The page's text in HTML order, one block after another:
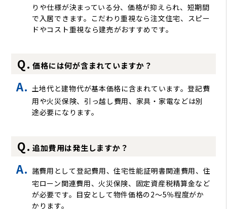
りや仕様が決まっている分、価格が抑えられ、短期間
で入居できます。こだわり重視なら注文住宅、スピー
ドやコスト重視なら建売がおすすめです。
価格には何が含まれていますか？
土地代と建物代が基本価格に含まれています。登記費
用や火災保険、引っ越し費用、家具・家電などは別
途必要になります。
追加費用は発生しますか？
諸費用として登記費用、住宅性能証明書関連費用、住
宅ローン関連費用、火災保険、固定資産税精算金など
が必要です。目安として物件価格の2～5％程度がか
かります。